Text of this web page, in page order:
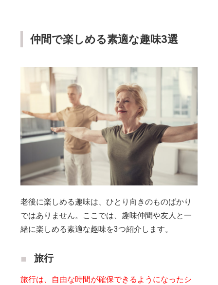
仲間で楽しめる素適な趣味3選
老後に楽しめる趣味は、ひとり向きのものばかり
ではありません。ここでは、趣味仲間や友人と一
緒に楽しめる素適な趣味を3つ紹介します。
旅行
旅行は、自由な時間が確保できるようになったシ